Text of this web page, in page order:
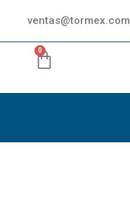
ventas@tormex.com
0